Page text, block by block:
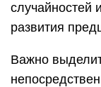
случайностей
развития
Важно